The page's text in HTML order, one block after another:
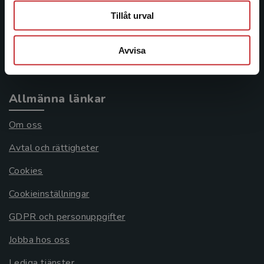
Tillåt urval
Avvisa
Köpvillkor
Systemkrav
Allmänna länkar
Om oss
Avtal och rättigheter
Cookies
Cookieinställningar
GDPR och personuppgifter
Jobba hos oss